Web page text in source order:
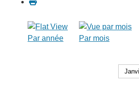
Par année Par mois